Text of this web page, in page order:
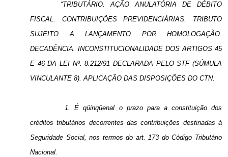
“TRIBUTÁRIO. AÇÃO ANULATÓRIA DE DÉBITO
FISCAL. CONTRIBUIÇÕES PREVIDENCIÁRIAS. TRIBUTO
SUJEITO A LANÇAMENTO POR HOMOLOGAÇÃO.
DECADÊNCIA. INCONSTITUCIONALIDADE DOS ARTIGOS 45
E 46 DA LEI Nº. 8.212/91 DECLARADA PELO STF (SÚMULA
VINCULANTE 8). APLICAÇÃO DAS DISPOSIÇÕES DO CTN.
1. É qüinqüenal o prazo para a constituição dos
créditos tributários decorrentes das contribuições destinadas à
Seguridade Social, nos termos do art. 173 do Código Tributário
Nacional.